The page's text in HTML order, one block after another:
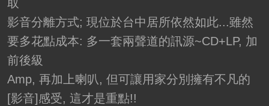
取
影音分離方式; 現位於台中居所依然如此...雖然
要多花點成本: 多一套兩聲道的訊源~CD+LP, 加
前後級
Amp, 再加上喇叭, 但可讓用家分別擁有不凡的
[影音]感受, 這才是重點!!